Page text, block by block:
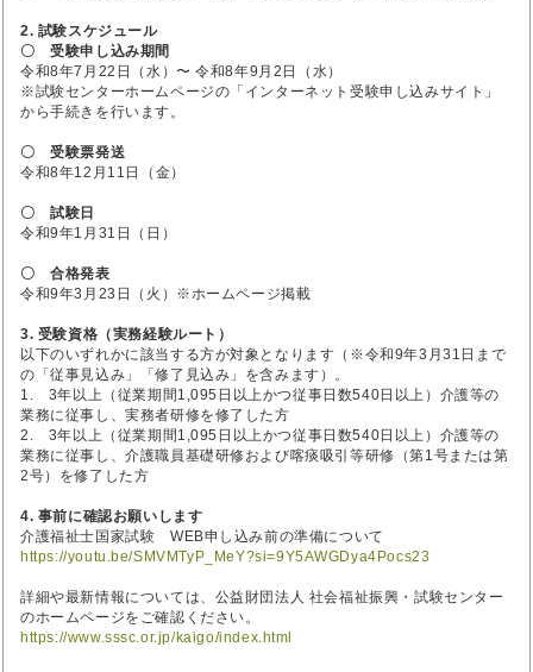
2. 試験スケジュール
〇 受験申し込み期間
令和8年7月22日（水）〜 令和8年9月2日（水）
※試験センターホームページの「インターネット受験申し込みサイト」
から手続きを行います。
〇 受験票発送
令和8年12月11日（金）
〇 試験日
令和9年1月31日（日）
〇 合格発表
令和9年3月23日（火）※ホームページ掲載
3. 受験資格（実務経験ルート）
以下のいずれかに該当する方が対象となります（※令和9年3月31日まで
の「従事見込み」「修了見込み」を含みます）。
1. 3年以上（従業期間1,095日以上かつ従事日数540日以上）介護等の
業務に従事し、実務者研修を修了した方
2. 3年以上（従業期間1,095日以上かつ従事日数540日以上）介護等の
業務に従事し、介護職員基礎研修および喀痰吸引等研修（第1号または第
2号）を修了した方
4. 事前に確認お願いします
介護福祉士国家試験 WEB申し込み前の準備について
https://youtu.be/SMVMTyP_MeY?si=9Y5AWGDya4Pocs23
詳細や最新情報については、公益財団法人 社会福祉振興・試験センター
のホームページをご確認ください。
https://www.sssc.or.jp/kaigo/index.html